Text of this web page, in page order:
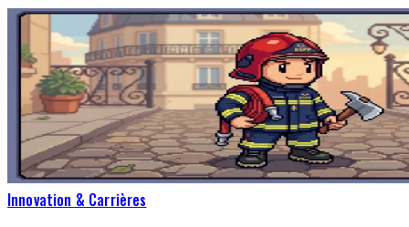
Innovation & Carrières